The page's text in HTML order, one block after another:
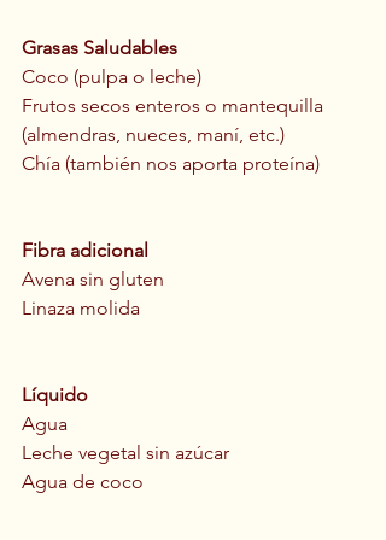
Grasas Saludables
Coco (pulpa o leche)
Frutos secos enteros o mantequilla
(almendras, nueces, maní, etc.)
Chía (también nos aporta proteína)
Fibra adicional
Avena sin gluten
Linaza molida
Líquido
Agua
Leche vegetal sin azúcar
Agua de coco